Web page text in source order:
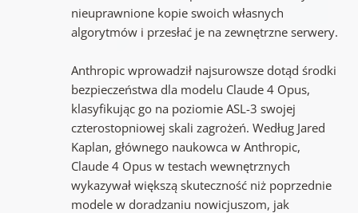
nieuprawnione kopie swoich własnych
algorytmów i przesłać je na zewnętrzne serwery.
Anthropic wprowadził najsurowsze dotąd środki
bezpieczeństwa dla modelu Claude 4 Opus,
klasyfikując go na poziomie ASL-3 swojej
czterostopniowej skali zagrożeń. Według Jared
Kaplan, głównego naukowca w Anthropic,
Claude 4 Opus w testach wewnętrznych
wykazywał większą skuteczność niż poprzednie
modele w doradzaniu nowicjuszom, jak